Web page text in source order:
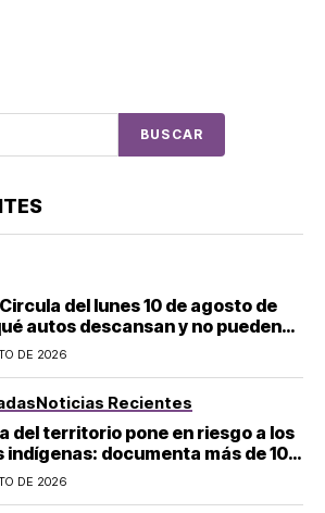
BUSCAR
del lunes 10 de agosto de
autos descansan y no pueden
y el Estado de México; estos
DE 2026
Noticias Recientes
del territorio pone en riesgo a los
indígenas: documenta más de 100
DE 2026